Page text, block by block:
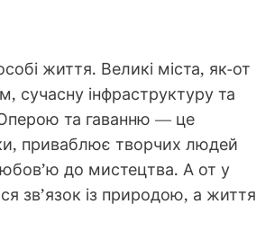
життя. Великі міста, як-от
сучасну інфраструктуру та
Оперою та гаванню — це
приваблює творчих людей
до мистецтва. А от у
зв’язок із природою, а життя